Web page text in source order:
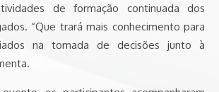
de formação continuada dos
“Que trará mais conhecimento para
na tomada de decisões junto à